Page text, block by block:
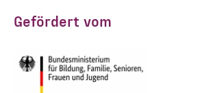
Gefördert vom
ANMELDEN